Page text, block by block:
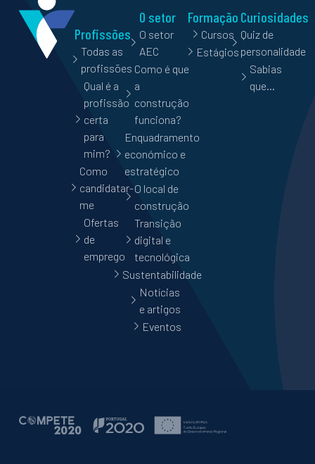
Profissões
Todas as
profissões
Qual é a
profissão
certa
para
mim?
Como
candidatar-
me
Ofertas
de
emprego
O setor
O setor
AEC
Como é que
a
construção
funciona?
Enquadramento
económico e
estratégico
O local de
construção
Transição
digital e
tecnológica
Sustentabilidade
Notícias
e artigos
Eventos
Formação
Cursos
Estágios
Curiosidades
Quiz de
personalidade
Sabias
que…